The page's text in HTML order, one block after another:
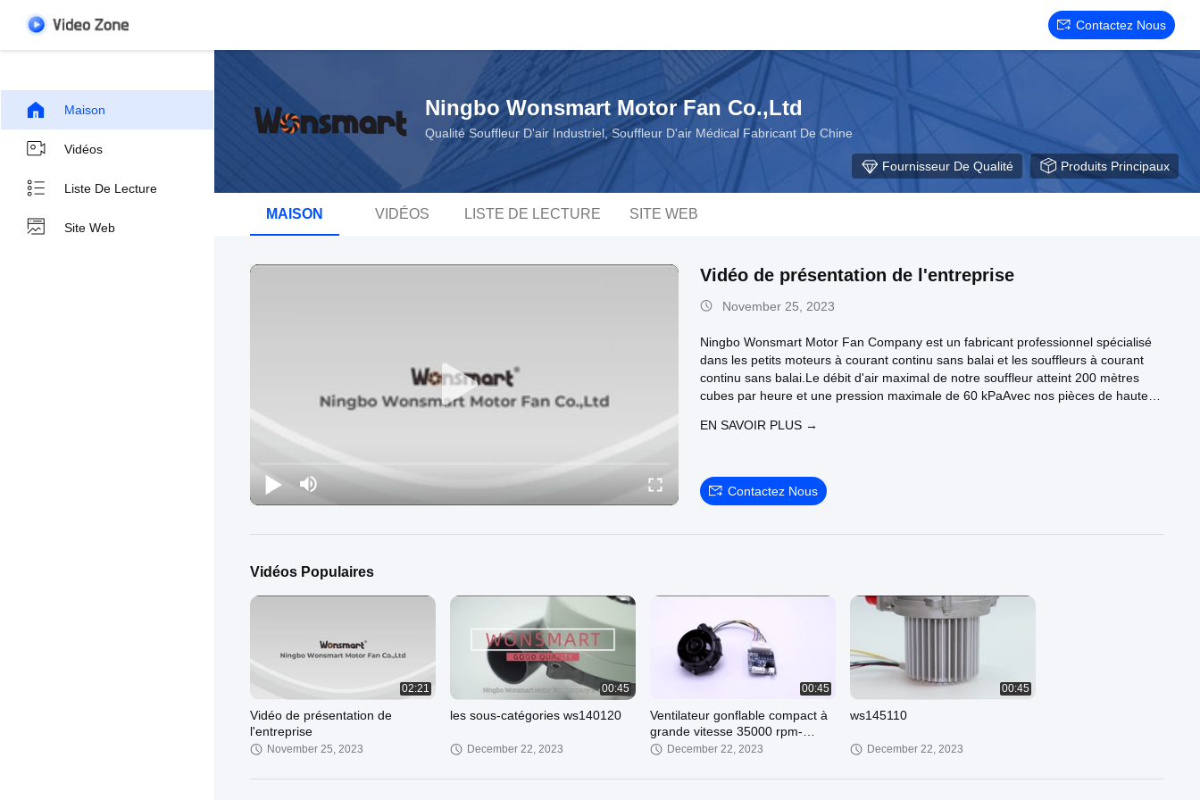
Contactez Nous
Maison
Vidéos
Liste De Lecture
Site Web
Ningbo Wonsmart Motor Fan Co.,Ltd
Qualité Souffleur D'air Industriel, Souffleur D'air Médical Fabricant De Chine
Fournisseur De Qualité Produits Principaux
MAISON VIDÉOS LISTE DE LECTURE SITE WEB
Vidéo de présentation de l'entreprise
November 25, 2023
Ningbo Wonsmart Motor Fan Company est un fabricant professionnel spécialisé
dans les petits moteurs à courant continu sans balai et les souffleurs à courant
continu sans balai.Le débit d'air maximal de notre souffleur atteint 200 mètres
cubes par heure et une pression maximale de 60 kPaAvec nos pièces de haute
WONSMART peuvent durer plus de 20 000 heures.
EN SAVOIR PLUS →
Contactez Nous
Vidéos Populaires
02:21
Vidéo de présentation de
l'entreprise
November 25, 2023
00:45
les sous-catégories ws140120
December 22, 2023
00:45
Ventilateur gonflable compact à
grande vitesse 35000 rpm-
43000 rpm Approbation CE
December 22, 2023
00:45
ws145110
December 22, 2023